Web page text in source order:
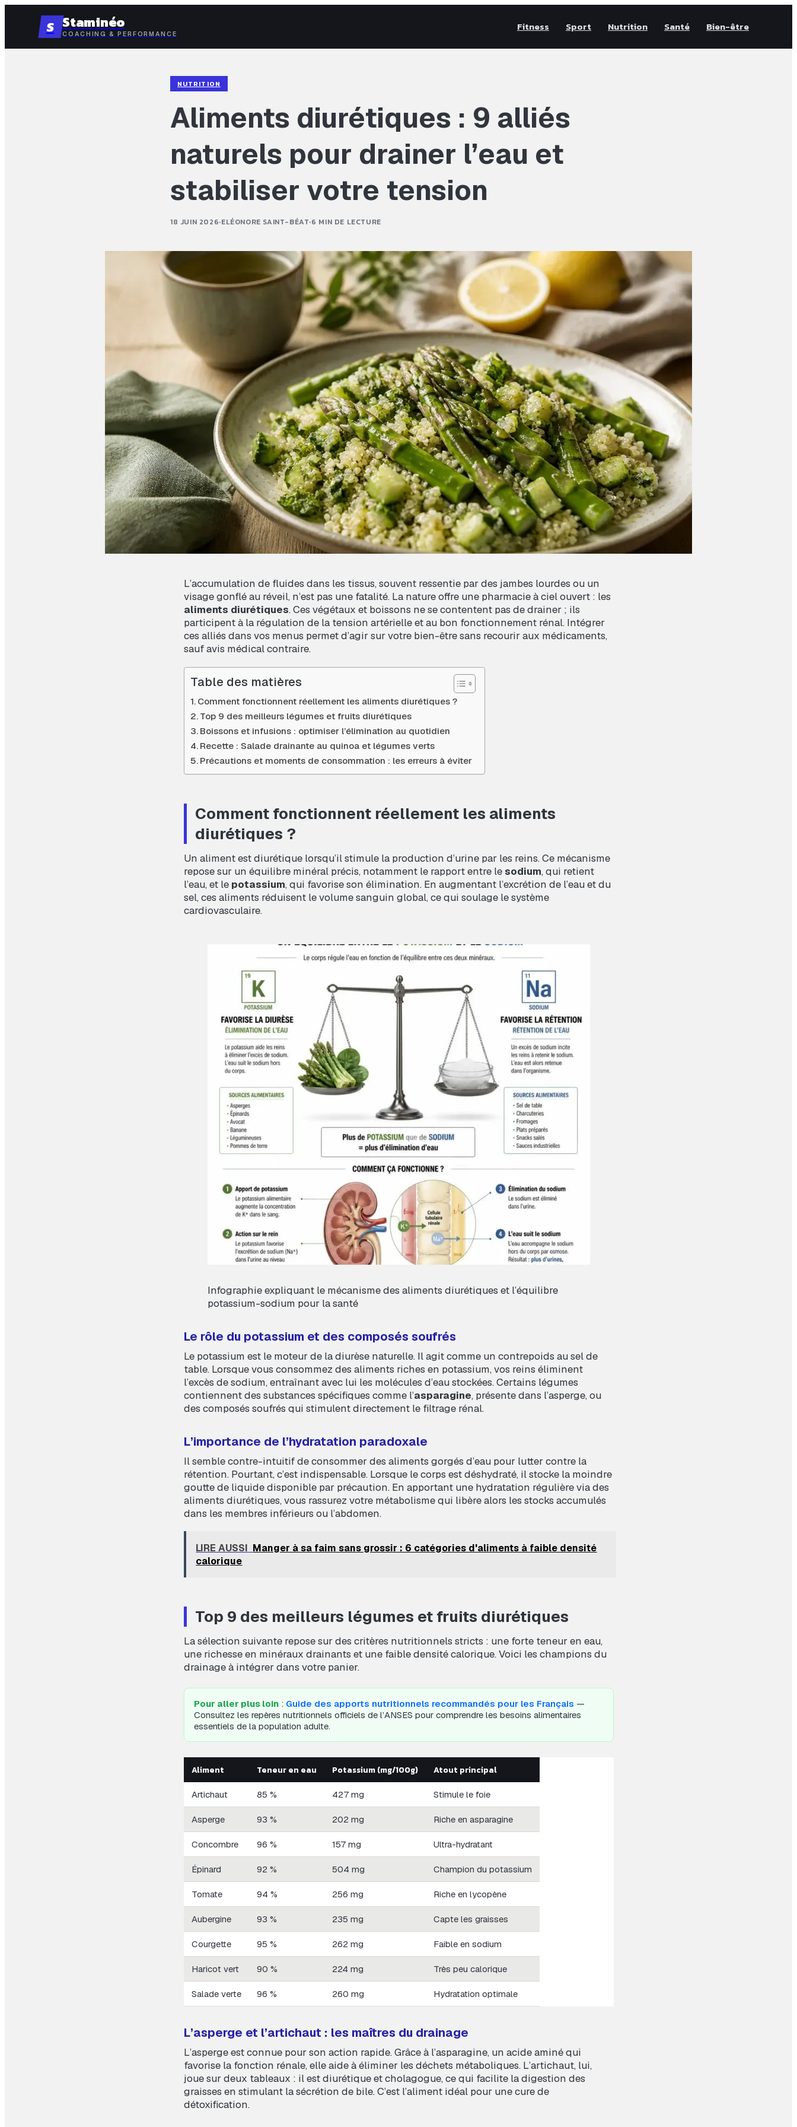
S Staminéo
COACHING & PERFORMANCE
Fitness Sport Nutrition Santé Bien-être
NUTRITION
Aliments diurétiques : 9 alliés
naturels pour drainer l’eau et
stabiliser votre tension
18 JUIN 2026·ELÉONORE SAINT-BÉAT·6 MIN DE LECTURE
L’accumulation de fluides dans les tissus, souvent ressentie par des jambes lourdes ou un
visage gonflé au réveil, n’est pas une fatalité. La nature offre une pharmacie à ciel ouvert : les
aliments diurétiques. Ces végétaux et boissons ne se contentent pas de drainer ; ils
participent à la régulation de la tension artérielle et au bon fonctionnement rénal. Intégrer
ces alliés dans vos menus permet d’agir sur votre bien-être sans recourir aux médicaments,
sauf avis médical contraire.
Table des matières
Comment fonctionnent réellement les aliments diurétiques ?
Top 9 des meilleurs légumes et fruits diurétiques
Boissons et infusions : optimiser l’élimination au quotidien
Recette : Salade drainante au quinoa et légumes verts
Précautions et moments de consommation : les erreurs à éviter
Comment fonctionnent réellement les aliments
diurétiques ?
Un aliment est diurétique lorsqu’il stimule la production d’urine par les reins. Ce mécanisme
repose sur un équilibre minéral précis, notamment le rapport entre lesodium, qui retient
l’eau, et le potassium, qui favorise son élimination. En augmentant l’excrétion de l’eau et du
sel, ces aliments réduisent le volume sanguin global, ce qui soulage le système
cardiovasculaire.
Infographie expliquant le mécanisme des aliments diurétiques et l’équilibre
potassium-sodium pour la santé
Le rôle du potassium et des composés soufrés
Le potassium est le moteur de la diurèse naturelle. Il agit comme un contrepoids au sel de
table. Lorsque vous consommez des aliments riches en potassium, vos reins éliminent
l’excès de sodium, entraînant avec lui les molécules d’eau stockées. Certains légumes
contiennent des substances spécifiques comme l’asparagine, présente dans l’asperge, ou
des composés soufrés qui stimulent directement le filtrage rénal.
L’importance de l’hydratation paradoxale
Il semble contre-intuitif de consommer des aliments gorgés d’eau pour lutter contre la
rétention. Pourtant, c’est indispensable. Lorsque le corps est déshydraté, il stocke la moindre
goutte de liquide disponible par précaution. En apportant une hydratation régulière via des
aliments diurétiques, vous rassurez votre métabolisme qui libère alors les stocks accumulés
dans les membres inférieurs ou l’abdomen.
LIRE AUSSI Manger à sa faim sans grossir : 6 catégories d'aliments à faible densité
calorique
Top 9 des meilleurs légumes et fruits diurétiques
La sélection suivante repose sur des critères nutritionnels stricts : une forte teneur en eau,
une richesse en minéraux drainants et une faible densité calorique. Voici les champions du
drainage à intégrer dans votre panier.
Pour aller plus loin: Guide des apports nutritionnels recommandés pour les Français —
Consultez les repères nutritionnels officiels de l’ANSES pour comprendre les besoins alimentaires
essentiels de la population adulte.
Aliment Teneur en eau Potassium (mg/100g) Atout principal
Artichaut 85 % 427 mg Stimule le foie
Asperge 93 % 202 mg Riche en asparagine
Concombre 96 % 157 mg Ultra-hydratant
Épinard 92 % 504 mg Champion du potassium
Tomate 94 % 256 mg Riche en lycopène
Aubergine 93 % 235 mg Capte les graisses
Courgette 95 % 262 mg Faible en sodium
Haricot vert 90 % 224 mg Très peu calorique
Salade verte 96 % 260 mg Hydratation optimale
L’asperge et l’artichaut : les maîtres du drainage
L’asperge est connue pour son action rapide. Grâce à l’asparagine, un acide aminé qui
favorise la fonction rénale, elle aide à éliminer les déchets métaboliques. L’artichaut, lui,
joue sur deux tableaux : il est diurétique et cholagogue, ce qui facilite la digestion des
graisses en stimulant la sécrétion de bile. C’est l’aliment idéal pour une cure de
détoxification.